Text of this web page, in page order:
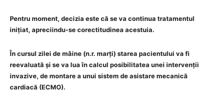
Pentru moment, decizia este că se va continua tratamentul
inițiat, apreciindu-se corectitudinea acestuia.
În cursul zilei de mâine (n.r. marți) starea pacientului va fi
reevaluată și se va lua în calcul posibilitatea unei intervenții
invazive, de montare a unui sistem de asistare mecanică
cardiacă (ECMO).